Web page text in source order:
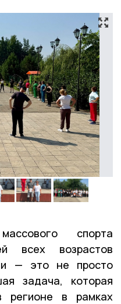
спорта
всех возрастов
— это не просто
задача, которая
регионе в рамках